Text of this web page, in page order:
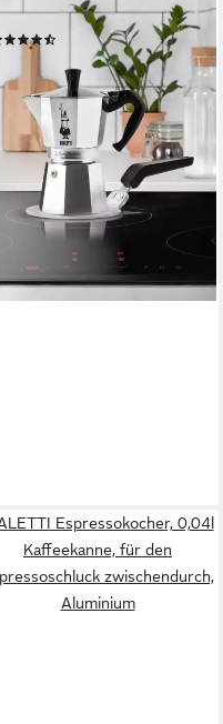
Tassen, Ø 13 cm
ausverkauft
Espressokocher, 0,04l
Kaffeekanne, für den
zwischendurch,
Aluminium